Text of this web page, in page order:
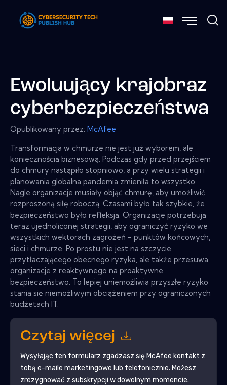
Ewoluujący krajobraz
cyberbezpieczeństwa
Opublikowany przez: McAfee
Transformacja w chmurze nie jest już wyborem, ale
koniecznością biznesową. Podczas gdy przed przejściem
do chmury nastąpiło stopniowo, a przy wielu strategii i
planowania globalna pandemia zmieniła to wszystko.
Nagle organizacje musiały objąć chmurę, aby umożliwić
rozproszoną siłę roboczą. Czasami było tak szybkie, że
bezpieczeństwo było refleksją. Organizacje potrzebują
teraz ujednoliconej strategii, aby ograniczyć ryzyko we
wszystkich wektorach zagrożeń - punktów końcowych,
sieci i chmurze. Po prostu nie jest na szczycie
przytłaczającego obecnego ryzyka, ale także przesuwa
organizacje z reaktywnego na proaktywne
bezpieczeństwo. To lepiej uniemożliwia przyszłe ryzyko
stania się niemożliwym obciążeniem przy ograniczonych
budżetach IT.
Czytaj więcej
Wysyłając ten formularz zgadzasz się McAfee kontakt z
tobą e-maile marketingowe lub telefonicznie. Możesz
zrezygnować z subskrypcji w dowolnym momencie.